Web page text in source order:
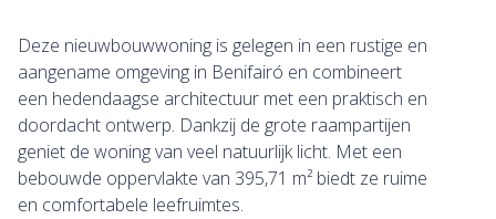
Deze nieuwbouwwoning is gelegen in een rustige en
aangename omgeving in Benifairó en combineert
een hedendaagse architectuur met een praktisch en
doordacht ontwerp. Dankzij de grote raampartijen
geniet de woning van veel natuurlijk licht. Met een
bebouwde oppervlakte van 395,71 m² biedt ze ruime
en comfortabele leefruimtes.